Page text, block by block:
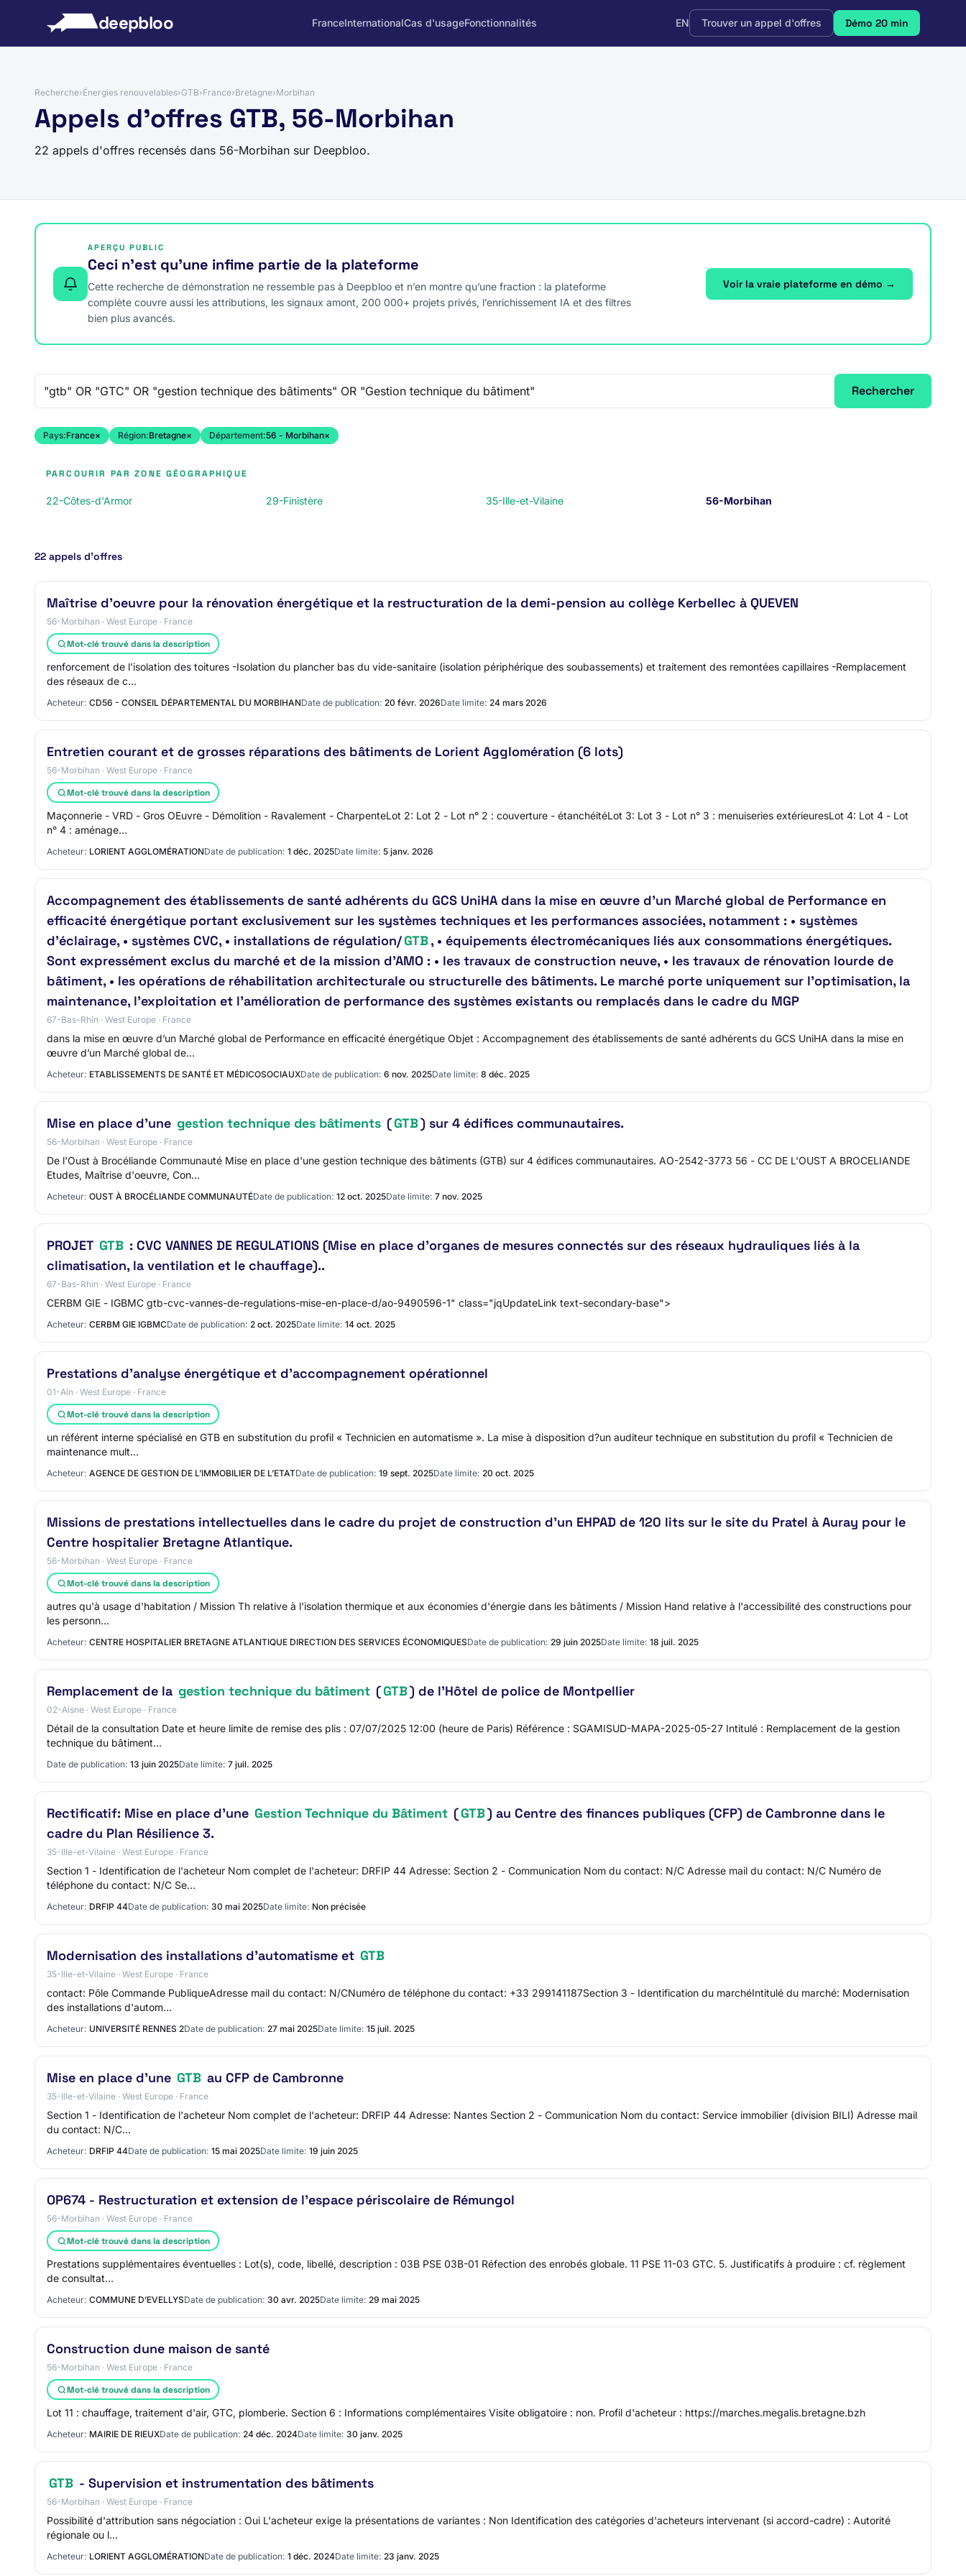
deepbloo FranceInternationalCas d'usageFonctionnalités EN Trouver un appel d'offres Démo 20 min
Recherche›Énergies renouvelables›GTB›France›Bretagne›Morbihan
Appels d'offres GTB, 56-Morbihan
22 appels d'offres recensés dans 56-Morbihan sur Deepbloo.
APERÇU PUBLIC
Ceci n’est qu’une infime partie de la plateforme
Cette recherche de démonstration ne ressemble pas à Deepbloo et n’en montre qu’une fraction : la plateforme
complète couvre aussi les attributions, les signaux amont, 200 000+ projets privés, l’enrichissement IA et des filtres
bien plus avancés.
Voir la vraie plateforme en démo →
Rechercher
Pays:France× Région:Bretagne× Département:56 - Morbihan×
PARCOURIR PAR ZONE GÉOGRAPHIQUE
22-Côtes-d'Armor 29-Finistère 35-Ille-et-Vilaine 56-Morbihan
22 appels d’offres
Maîtrise d'oeuvre pour la rénovation énergétique et la restructuration de la demi-pension au collège Kerbellec à QUEVEN
56-Morbihan · West Europe · France
Mot-clé trouvé dans la description
renforcement de l'isolation des toitures -Isolation du plancher bas du vide-sanitaire (isolation périphérique des soubassements) et traitement des remontées capillaires -Remplacement
des réseaux de c…
Acheteur: CD56 - CONSEIL DÉPARTEMENTAL DU MORBIHANDate de publication: 20 févr. 2026Date limite: 24 mars 2026
Entretien courant et de grosses réparations des bâtiments de Lorient Agglomération (6 lots)
56-Morbihan · West Europe · France
Mot-clé trouvé dans la description
Maçonnerie - VRD - Gros OEuvre - Démolition - Ravalement - CharpenteLot 2: Lot 2 - Lot n° 2 : couverture - étanchéitéLot 3: Lot 3 - Lot n° 3 : menuiseries extérieuresLot 4: Lot 4 - Lot
n° 4 : aménage…
Acheteur: LORIENT AGGLOMÉRATIONDate de publication: 1 déc. 2025Date limite: 5 janv. 2026
Accompagnement des établissements de santé adhérents du GCS UniHA dans la mise en œuvre d’un Marché global de Performance en
efficacité énergétique portant exclusivement sur les systèmes techniques et les performances associées, notamment : • systèmes
d’éclairage, • systèmes CVC, • installations de régulation/GTB, • équipements électromécaniques liés aux consommations énergétiques.
Sont expressément exclus du marché et de la mission d’AMO : • les travaux de construction neuve, • les travaux de rénovation lourde de
bâtiment, • les opérations de réhabilitation architecturale ou structurelle des bâtiments. Le marché porte uniquement sur l’optimisation, la
maintenance, l’exploitation et l’amélioration de performance des systèmes existants ou remplacés dans le cadre du MGP
67-Bas-Rhin · West Europe · France
dans la mise en œuvre d’un Marché global de Performance en efficacité énergétique Objet : Accompagnement des établissements de santé adhérents du GCS UniHA dans la mise en
œuvre d’un Marché global de…
Acheteur: ETABLISSEMENTS DE SANTÉ ET MÉDICOSOCIAUXDate de publication: 6 nov. 2025Date limite: 8 déc. 2025
Mise en place d'une gestion technique des bâtiments (GTB) sur 4 édifices communautaires.
56-Morbihan · West Europe · France
De l'Oust à Brocéliande Communauté Mise en place d'une gestion technique des bâtiments (GTB) sur 4 édifices communautaires. AO-2542-3773 56 - CC DE L'OUST A BROCELIANDE
Etudes, Maîtrise d'oeuvre, Con…
Acheteur: OUST À BROCÉLIANDE COMMUNAUTÉDate de publication: 12 oct. 2025Date limite: 7 nov. 2025
PROJET GTB : CVC VANNES DE REGULATIONS (Mise en place d'organes de mesures connectés sur des réseaux hydrauliques liés à la
climatisation, la ventilation et le chauffage)..
67-Bas-Rhin · West Europe · France
CERBM GIE - IGBMC gtb-cvc-vannes-de-regulations-mise-en-place-d/ao-9490596-1" class="jqUpdateLink text-secondary-base">
Acheteur: CERBM GIE IGBMCDate de publication: 2 oct. 2025Date limite: 14 oct. 2025
Prestations d'analyse énergétique et d'accompagnement opérationnel
01-Ain · West Europe · France
Mot-clé trouvé dans la description
un référent interne spécialisé en GTB en substitution du profil « Technicien en automatisme ». La mise à disposition d?un auditeur technique en substitution du profil « Technicien de
maintenance mult…
Acheteur: AGENCE DE GESTION DE L’IMMOBILIER DE L’ETATDate de publication: 19 sept. 2025Date limite: 20 oct. 2025
Missions de prestations intellectuelles dans le cadre du projet de construction d'un EHPAD de 120 lits sur le site du Pratel à Auray pour le
Centre hospitalier Bretagne Atlantique.
56-Morbihan · West Europe · France
Mot-clé trouvé dans la description
autres qu'à usage d'habitation / Mission Th relative à l'isolation thermique et aux économies d'énergie dans les bâtiments / Mission Hand relative à l'accessibilité des constructions pour
les personn…
Acheteur: CENTRE HOSPITALIER BRETAGNE ATLANTIQUE DIRECTION DES SERVICES ÉCONOMIQUESDate de publication: 29 juin 2025Date limite: 18 juil. 2025
Remplacement de la gestion technique du bâtiment (GTB) de l'Hôtel de police de Montpellier
02-Aisne · West Europe · France
Détail de la consultation Date et heure limite de remise des plis : 07/07/2025 12:00 (heure de Paris) Référence : SGAMISUD-MAPA-2025-05-27 Intitulé : Remplacement de la gestion
technique du bâtiment…
Date de publication: 13 juin 2025Date limite: 7 juil. 2025
Rectificatif: Mise en place d’une Gestion Technique du Bâtiment (GTB) au Centre des finances publiques (CFP) de Cambronne dans le
cadre du Plan Résilience 3.
35-Ille-et-Vilaine · West Europe · France
Section 1 - Identification de l'acheteur Nom complet de l'acheteur: DRFIP 44 Adresse: Section 2 - Communication Nom du contact: N/C Adresse mail du contact: N/C Numéro de
téléphone du contact: N/C Se…
Acheteur: DRFIP 44Date de publication: 30 mai 2025Date limite: Non précisée
Modernisation des installations d'automatisme et GTB
35-Ille-et-Vilaine · West Europe · France
contact: Pôle Commande PubliqueAdresse mail du contact: N/CNuméro de téléphone du contact: +33 299141187Section 3 - Identification du marchéIntitulé du marché: Modernisation
des installations d'autom…
Acheteur: UNIVERSITÉ RENNES 2Date de publication: 27 mai 2025Date limite: 15 juil. 2025
Mise en place d’une GTB au CFP de Cambronne
35-Ille-et-Vilaine · West Europe · France
Section 1 - Identification de l'acheteur Nom complet de l'acheteur: DRFIP 44 Adresse: Nantes Section 2 - Communication Nom du contact: Service immobilier (division BILI) Adresse mail
du contact: N/C…
Acheteur: DRFIP 44Date de publication: 15 mai 2025Date limite: 19 juin 2025
OP674 - Restructuration et extension de l'espace périscolaire de Rémungol
56-Morbihan · West Europe · France
Mot-clé trouvé dans la description
Prestations supplémentaires éventuelles : Lot(s), code, libellé, description : 03B PSE 03B-01 Réfection des enrobés globale. 11 PSE 11-03 GTC. 5. Justificatifs à produire : cf. règlement
de consultat…
Acheteur: COMMUNE D’EVELLYSDate de publication: 30 avr. 2025Date limite: 29 mai 2025
Construction dune maison de santé
56-Morbihan · West Europe · France
Mot-clé trouvé dans la description
Lot 11 : chauffage, traitement d'air, GTC, plomberie. Section 6 : Informations complémentaires Visite obligatoire : non. Profil d'acheteur : https://marches.megalis.bretagne.bzh
Acheteur: MAIRIE DE RIEUXDate de publication: 24 déc. 2024Date limite: 30 janv. 2025
GTB - Supervision et instrumentation des bâtiments
56-Morbihan · West Europe · France
Possibilité d'attribution sans négociation : Oui L'acheteur exige la présentations de variantes : Non Identification des catégories d'acheteurs intervenant (si accord-cadre) : Autorité
régionale ou l…
Acheteur: LORIENT AGGLOMÉRATIONDate de publication: 1 déc. 2024Date limite: 23 janv. 2025